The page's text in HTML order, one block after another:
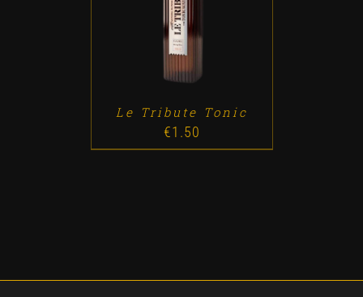
ADD TO CART /
Le Tribute Tonic
€1.50